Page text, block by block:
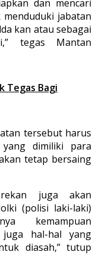
dan mencari
jabatan
kan atau sebagai
tegas Mantan
Tegas Bagi
tersebut harus
dimiliki para
tetap bersaing
juga akan
(polisi laki-laki)
kemampuan
juga hal-hal yang
diasah,” tutup